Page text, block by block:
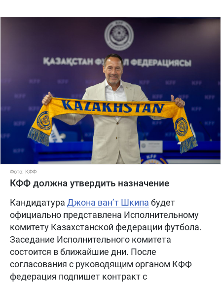
Фото: КФФ
КФФ должна утвердить назначение
Кандидатура Джона ван’т Шкипа будет
официально представлена Исполнительному
комитету Казахстанской федерации футбола.
Заседание Исполнительного комитета
состоится в ближайшие дни. После
согласования с руководящим органом КФФ
федерация подпишет контракт с